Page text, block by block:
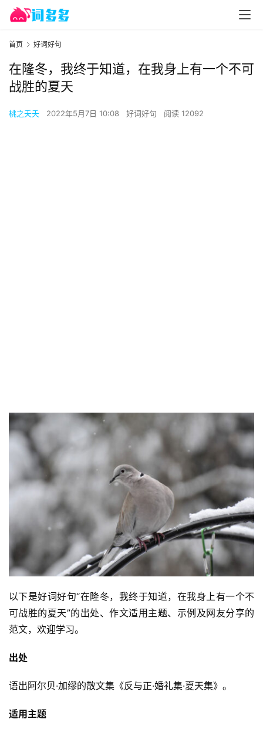
首页 好词好句
在隆冬，我终于知道，在我身上有一个不可
战胜的夏天
桃之夭夭 2022年5月7日 10:08 好词好句 阅读 12092
以下是好词好句“在隆冬，我终于知道，在我身上有一个不
可战胜的夏天”的出处、作文适用主题、示例及网友分享的
范文，欢迎学习。
出处
语出阿尔贝·加缪的散文集《反与正·婚礼集·夏天集》。
适用主题